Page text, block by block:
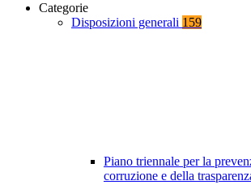
Categorie
Disposizioni generali 159
Piano triennale per la
corruzione e della